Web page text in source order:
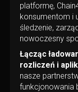
platformę,
konsumentom i
śledzenie,
nowoczesny
Łącząc
rozliczeń i
nasze
funkcjonowania